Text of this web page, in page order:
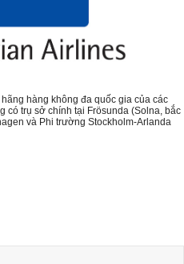
hàng không đa quốc gia của các
có trụ sở chính tại Frösunda (Solna, bắc
và Phi trường Stockholm-Arlanda